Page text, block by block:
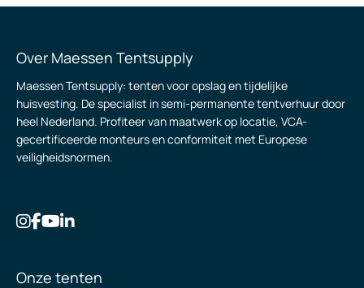
Over Maessen Tentsupply
Maessen Tentsupply: tenten voor opslag en tijdelijke
huisvesting. De specialist in semi-permanente tentverhuur door
heel Nederland. Profiteer van maatwerk op locatie, VCA-
gecertificeerde monteurs en conformiteit met Europese
veiligheidsnormen.
Onze tenten